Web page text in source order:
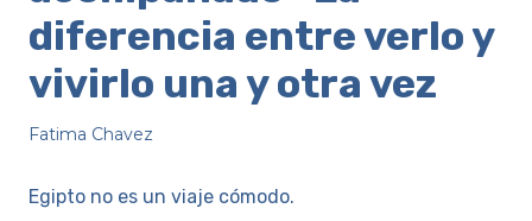
diferencia entre verlo y
vivirlo una y otra vez
Fatima Chavez
Egipto no es un viaje cómodo.